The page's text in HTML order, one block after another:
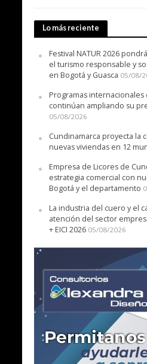
Lo más reciente
Festival NATUR 2026
el turismo responsable y
en Bogotá y Guasca 05/08/
Programas
continúan ampliando su
05/08/2026
Cundinamarca proyecta la
nuevas viviendas en 12
Empresa de Licores de
estrategia comercial con
Bogotá y el departamento
La industria del cuero y el
atención del sector
+ EICI 2026 05/08/2026